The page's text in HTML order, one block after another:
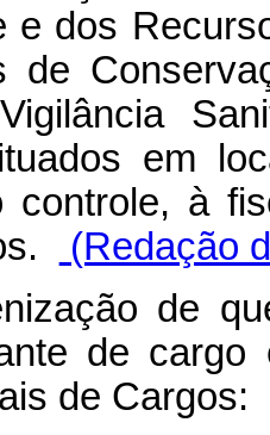
e dos
de
em
controle, à
(Redação
de
de
de Cargos: